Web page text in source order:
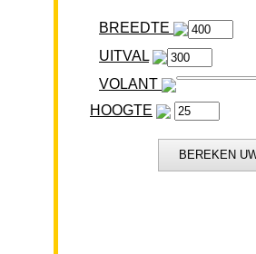
BREEDTE
VOLANT
HOOGTE